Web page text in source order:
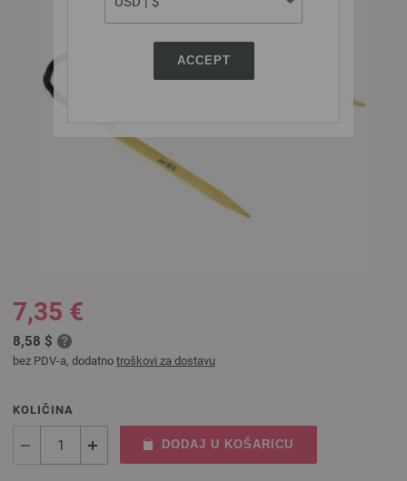
ACCEPT
7,35 €
8,58 $
bez PDV-a, dodatno troškovi za dostavu
KOLIČINA
DODAJ U KOŠARICU